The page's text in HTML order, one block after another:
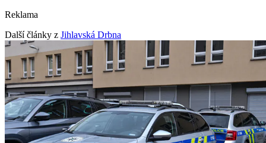
Reklama
Další články z Jihlavská Drbna